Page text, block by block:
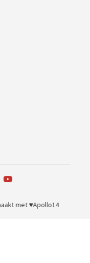
met ♥Apollo14